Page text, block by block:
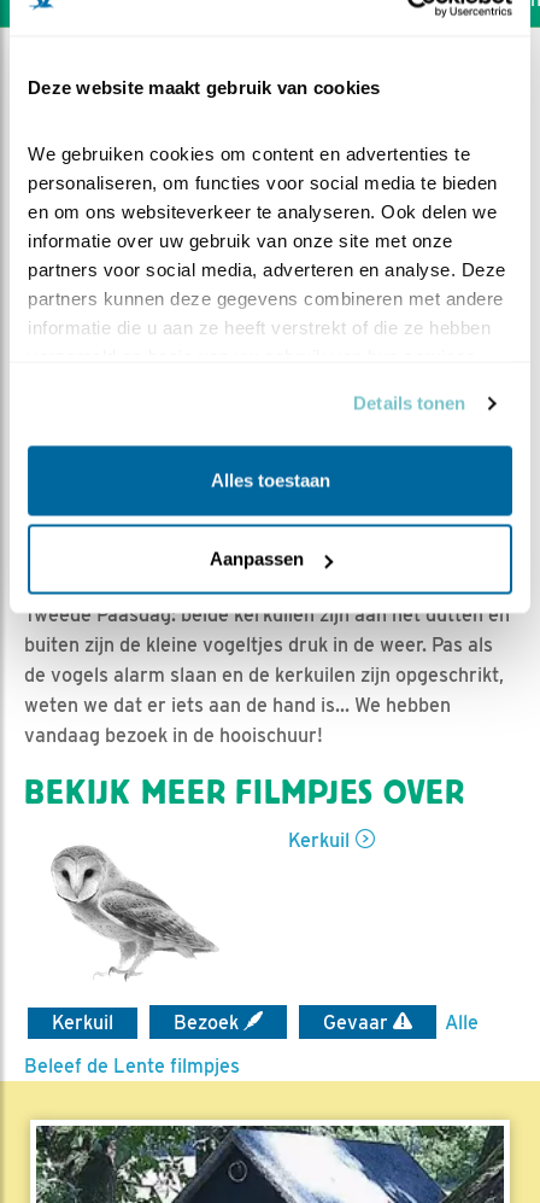
Deze website maakt gebruik van cookies
We gebruiken cookies om content en advertenties te
personaliseren, om functies voor social media te bieden
en om ons websiteverkeer te analyseren. Ook delen we
informatie over uw gebruik van onze site met onze
partners voor social media, adverteren en analyse. Deze
partners kunnen deze gegevens combineren met andere
informatie die u aan ze heeft verstrekt of die ze hebben
Details tonen
Alles toestaan
Aanpassen
Bewaar dit filmpje |
Tweede Paasdag: beide kerkuilen zijn aan het dutten en
buiten zijn de kleine vogeltjes druk in de weer. Pas als
de vogels alarm slaan en de kerkuilen zijn opgeschrikt,
weten we dat er iets aan de hand is... We hebben
vandaag bezoek in de hooischuur!
BEKIJK MEER FILMPJES OVER
Kerkuil
Kerkuil Bezoek Gevaar
Alle
Beleef de Lente filmpjes